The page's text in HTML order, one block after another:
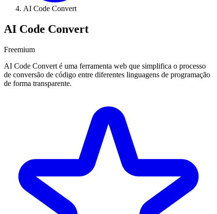
AI Code Convert
AI Code Convert
Freemium
AI Code Convert é uma ferramenta web que simplifica o processo
de conversão de código entre diferentes linguagens de programação
de forma transparente.